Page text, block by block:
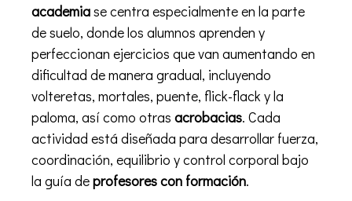
academiase centra especialmente en la parte
de suelo, donde los alumnos aprenden y
perfeccionan ejercicios que van aumentando en
dificultad de manera gradual, incluyendo
volteretas, mortales, puente, flick-flack y la
paloma, así como otras acrobacias. Cada
actividad está diseñada para desarrollar fuerza,
coordinación, equilibrio y control corporal bajo
la guía deprofesores con formación.